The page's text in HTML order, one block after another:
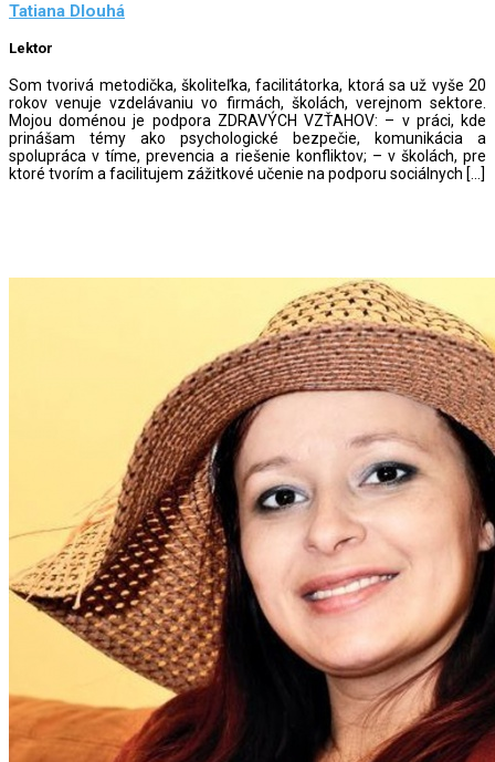
Tatiana Dlouhá
Lektor
Som tvorivá metodička, školiteľka, facilitátorka, ktorá sa už vyše 20
rokov venuje vzdelávaniu vo firmách, školách, verejnom sektore.
Mojou doménou je podpora ZDRAVÝCH VZŤAHOV: – v práci, kde
prinášam témy ako psychologické bezpečie, komunikácia a
spolupráca v tíme, prevencia a riešenie konfliktov; – v školách, pre
ktoré tvorím a facilitujem zážitkové učenie na podporu sociálnych […]